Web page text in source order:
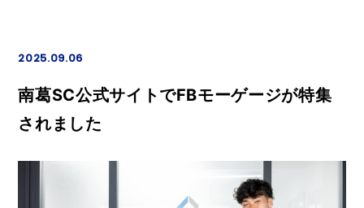
2025.09.06
南葛SC公式サイトでFBモーゲージが特集
されました